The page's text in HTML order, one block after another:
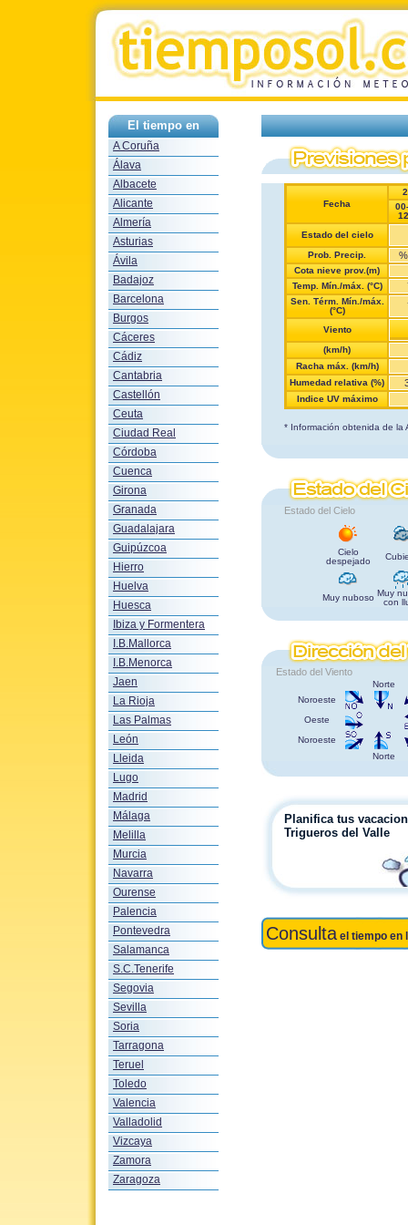
El tiempo en
A Coruña
Álava
Albacete
Alicante
Almería
Asturias
Ávila
Badajoz
Barcelona
Burgos
Cáceres
Cádiz
Cantabria
Castellón
Ceuta
Ciudad Real
Córdoba
Cuenca
Girona
Granada
Guadalajara
Guipúzcoa
Hierro
Huelva
Huesca
Ibiza y Formentera
I.B.Mallorca
I.B.Menorca
Jaen
La Rioja
Las Palmas
León
Lleida
Lugo
Madrid
Málaga
Melilla
Murcia
Navarra
Ourense
Palencia
Pontevedra
Salamanca
S.C.Tenerife
Segovia
Sevilla
Soria
Tarragona
Teruel
Toledo
Valencia
Valladolid
Vizcaya
Zamora
Zaragoza
Fecha
12
Estado del cielo
Prob. Precip.
%
Cota nieve prov.(m)
Temp. Mín./máx. (°C)
Sen. Térm. Mín./máx.
(°C)
Viento
(km/h)
Racha máx. (km/h)
Humedad relativa (%)
Indice UV máximo
* Información obtenida de la
Estado del Cielo
Cielo
despejado
Muy nuboso Muy
con
Estado del Viento
Norte
Noroeste
Oeste
Noroeste
Norte
Planifica tus
Trigueros del Valle
Consulta el tiempo en